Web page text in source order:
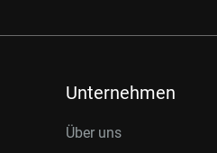
Unternehmen
Über uns